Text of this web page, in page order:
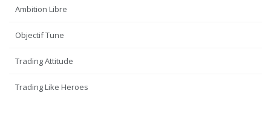
Ambition Libre
Objectif Tune
Trading Attitude
Trading Like Heroes